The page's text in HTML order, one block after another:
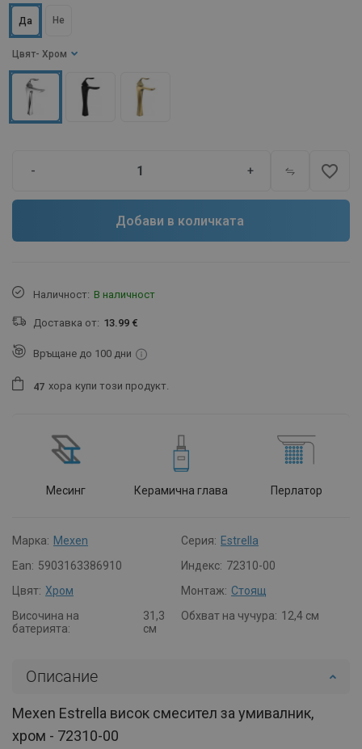
Цвят - Хром
Да Не
- + favorite_border
Добави в количката
Наличност: В наличност
Доставка от: 13.99 €
Връщане до 100 дни
47 хора купи този продукт.
Месинг Керамична глава Перлатор
Марка: Mexen Серия: Estrella
Ean: 5903163386910 Индекс: 72310-00
Цвят: Хром Монтаж: Стоящ
Височина на
батерията:
31,3
см
Обхват на чучура: 12,4 см
Описание
Mexen Estrella висок смесител за умивалник,
хром - 72310-00